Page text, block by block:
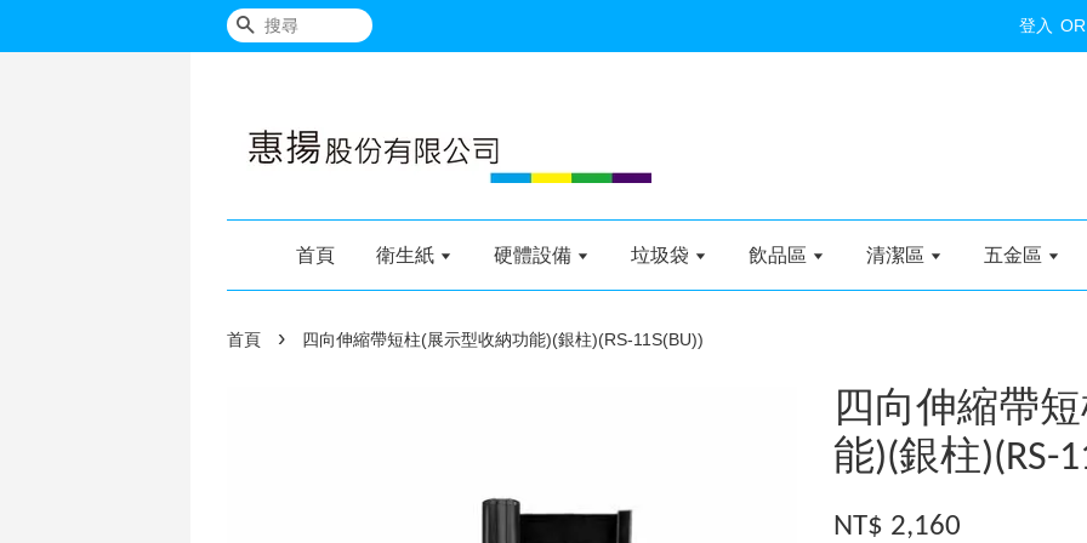
搜尋 登入 OR
首頁 衛生紙 硬體設備 垃圾袋 飲品區 清潔區 五金區
首頁 › 四向伸縮帶短柱(展示型收納功能)(銀柱)(RS-11S(BU))
四向伸縮帶
能)(銀柱)(RS-
NT$ 2,160